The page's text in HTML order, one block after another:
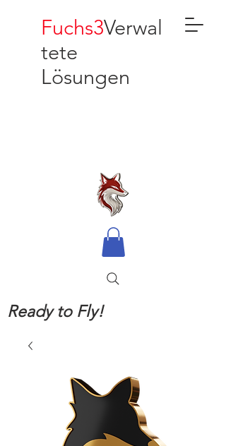
Fuchs3Verwal
tete
Lösungen
Ready to Fly!